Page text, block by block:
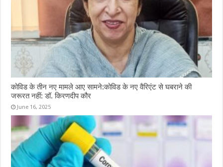
कोविड के तीन नए मामले आए सामने:कोविड के नए वैरिएंट से घबराने की
जरूरत नहीं: डॉ. किरणदीप कौर
June 16, 2025